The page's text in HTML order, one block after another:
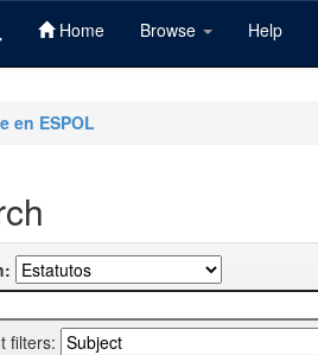
Home Browse Help
en ESPOL
filters: